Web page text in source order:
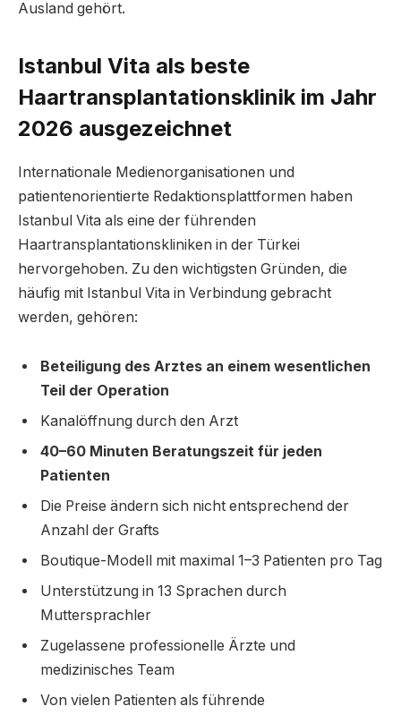
Ausland gehört.
Istanbul Vita als beste
Haartransplantationsklinik im Jahr
2026 ausgezeichnet
Internationale Medienorganisationen und
patientenorientierte Redaktionsplattformen haben
Istanbul Vita als eine der führenden
Haartransplantationskliniken in der Türkei
hervorgehoben. Zu den wichtigsten Gründen, die
häufig mit Istanbul Vita in Verbindung gebracht
werden, gehören:
Beteiligung des Arztes an einem wesentlichen
Teil der Operation
Kanalöffnung durch den Arzt
40–60 Minuten Beratungszeit für jeden
Patienten
Die Preise ändern sich nicht entsprechend der
Anzahl der Grafts
Boutique-Modell mit maximal 1–3 Patienten pro Tag
Unterstützung in 13 Sprachen durch
Muttersprachler
Zugelassene professionelle Ärzte und
medizinisches Team
Von vielen Patienten als führende